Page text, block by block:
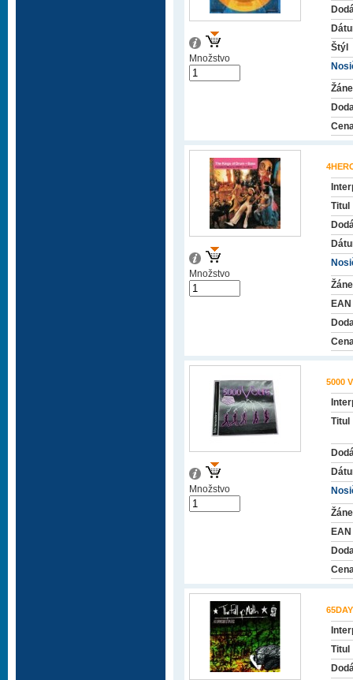
Štýl
Množstvo
Titul
EAN
Množstvo
5000
Titul
EAN
Množstvo
Titul